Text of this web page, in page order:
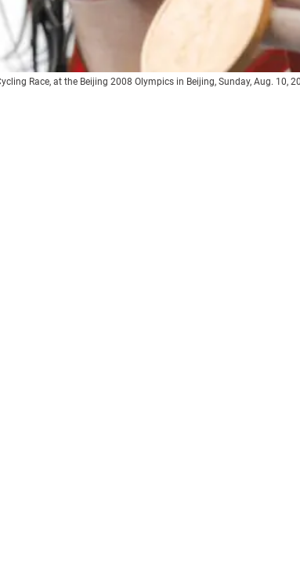
Race, at the Beijing 2008 Olympics in Beijing, Sunday, Aug. 10,